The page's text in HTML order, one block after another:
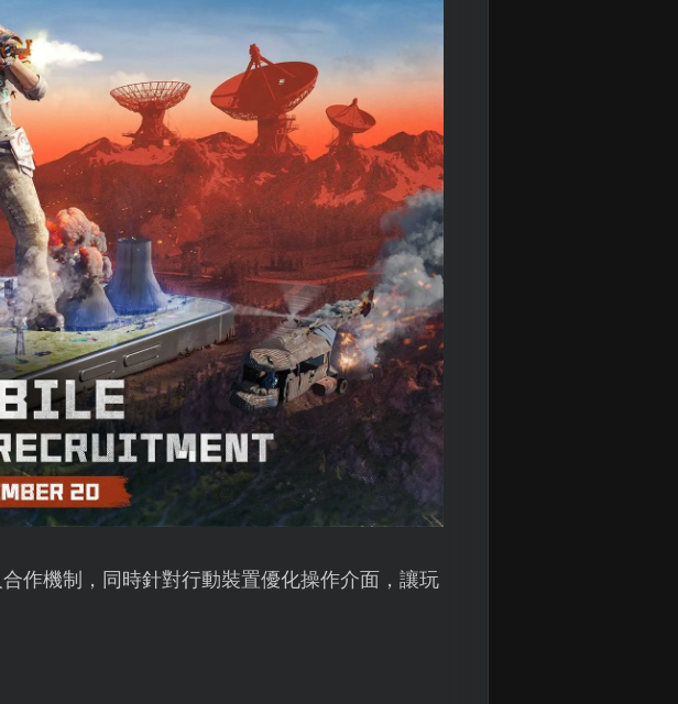
作機制，同時針對行動裝置優化操作介面，讓玩